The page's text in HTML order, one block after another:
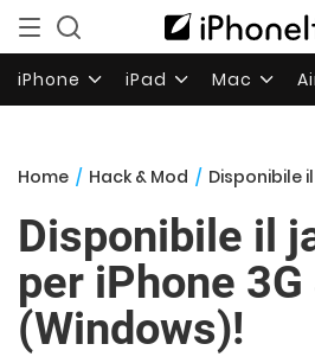
iPhone iPad Mac
Home / Hack & Mod / Disponibile il
Disponibile il
per iPhone 3G
(Windows)!